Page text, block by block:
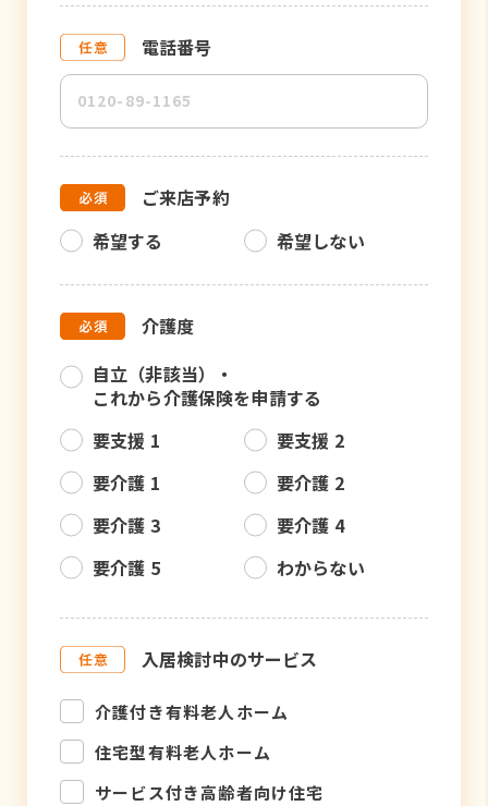
電話番号
ご来店予約
希望する
希望しない
介護度
自立（非該当）・
これから介護保険を申請する
要支援 1
要支援 2
要介護 1
要介護 2
要介護 3
要介護 4
要介護 5
わからない
入居検討中のサービス
介護付き有料老人ホーム
住宅型有料老人ホーム
サービス付き高齢者向け住宅